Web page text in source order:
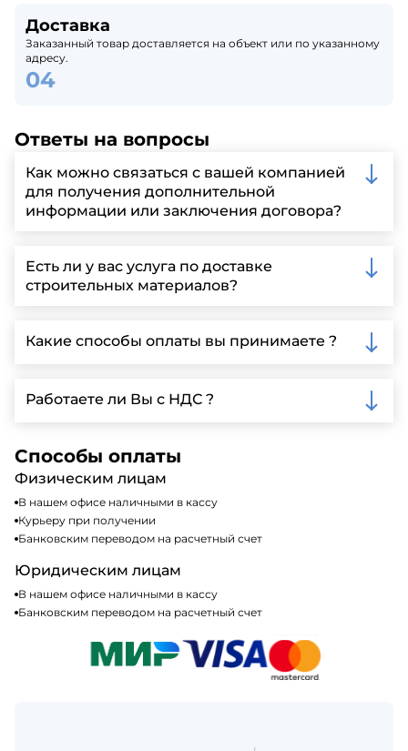
Доставка
Заказанный товар доставляется на объект или по указанному
адресу.
Ответы на вопросы
Как можно связаться с вашей компанией
для получения дополнительной
информации или заключения договора?
запрос через нашу официальную почту или
заполнить форму на нашем сайте для более
детальной информации и организации встречи.
Есть ли у вас услуга по доставке
строительных материалов?
Ленинградской области, у нас собственный
автопарк, для обеспечения быстрой и надежной
Какие способы оплаты вы принимаете ?
включая наличные, банковские переводы,
кредитные карты. Подробную информацию о
Работаете ли Вы с НДС ?
налогообложения, т.е с НДС 20%
Способы оплаты
Физическим лицам
В нашем офисе наличными в кассу
Курьеру при получении
Банковским переводом на расчетный счет
Юридическим лицам
В нашем офисе наличными в кассу
Банковским переводом на расчетный счет